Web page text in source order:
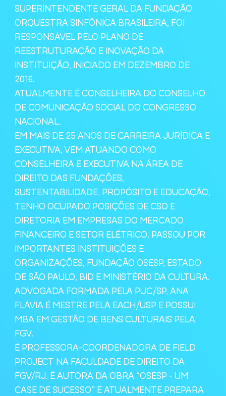
SUPERINTENDENTE GERAL DA FUNDAÇÃO
ORQUESTRA SINFÔNICA BRASILEIRA, FOI
RESPONSÁVEL PELO PLANO DE
REESTRUTURAÇÃO E INOVAÇÃO DA
INSTITUIÇÃO, INICIADO EM DEZEMBRO DE
2016.
ATUALMENTE É CONSELHEIRA DO CONSELHO
DE COMUNICAÇÃO SOCIAL DO CONGRESSO
NACIONAL.
EM MAIS DE 25 ANOS DE CARREIRA JURÍDICA E
EXECUTIVA, VEM ATUANDO COMO
CONSELHEIRA E EXECUTIVA NA ÁREA DE
DIREITO DAS FUNDAÇÕES,
SUSTENTABILIDADE, PROPÓSITO E EDUCAÇÃO,
TENHO OCUPADO POSIÇÕES DE CSO E
DIRETORIA EM EMPRESAS DO MERCADO
FINANCEIRO E SETOR ELÉTRICO. PASSOU POR
IMPORTANTES INSTITUIÇÕES E
ORGANIZAÇÕES, FUNDAÇÃO OSESP, ESTADO
DE SÃO PAULO, BID E MINISTÉRIO DA CULTURA.
ADVOGADA FORMADA PELA PUC/SP, ANA
FLÁVIA É MESTRE PELA EACH/USP E POSSUI
MBA EM GESTÃO DE BENS CULTURAIS PELA
FGV.
É PROFESSORA-COORDENADORA DE FIELD
PROJECT NA FACULDADE DE DIREITO DA
FGV/RJ. É AUTORA DA OBRA “OSESP - UM
CASE DE SUCESSO” E ATUALMENTE PREPARA